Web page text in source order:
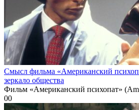
Смысл фильма «Американский
зеркало общества
Фильм «Американский психопат»
00